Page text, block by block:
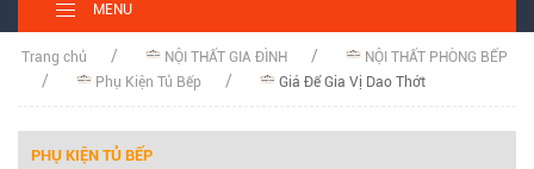
MENU
Trang chủ NỘI THẤT GIA ĐÌNH
NỘI THẤT PHÒNG BẾP
Phụ Kiện Tủ Bếp
Giá Để Gia Vị Dao Thớt
PHỤ KIỆN TỦ BẾP